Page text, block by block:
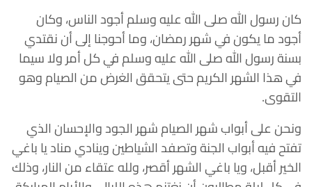
كان رسول الله صلى الله عليه وسلم أجود الناس، وكان
أجود ما يكون في شهر رمضان، وما أحوجنا إلى أن نقتدي
بسنة رسول الله صلى الله عليه وسلم في كل أمر ولا سيما
في هذا الشهر الكريم حتى يتحقق الغرض من الصيام وهو
التقوى.
ونحن على أبواب شهر الصيام شهر الجود والإحسان الذي
تفتح فيه أبواب الجنة وتصفد الشياطين وينادي مناد يا باغي
الخير أقبل، ويا باغي الشهر أقصر، ولله عتقاء من النار، وذلك